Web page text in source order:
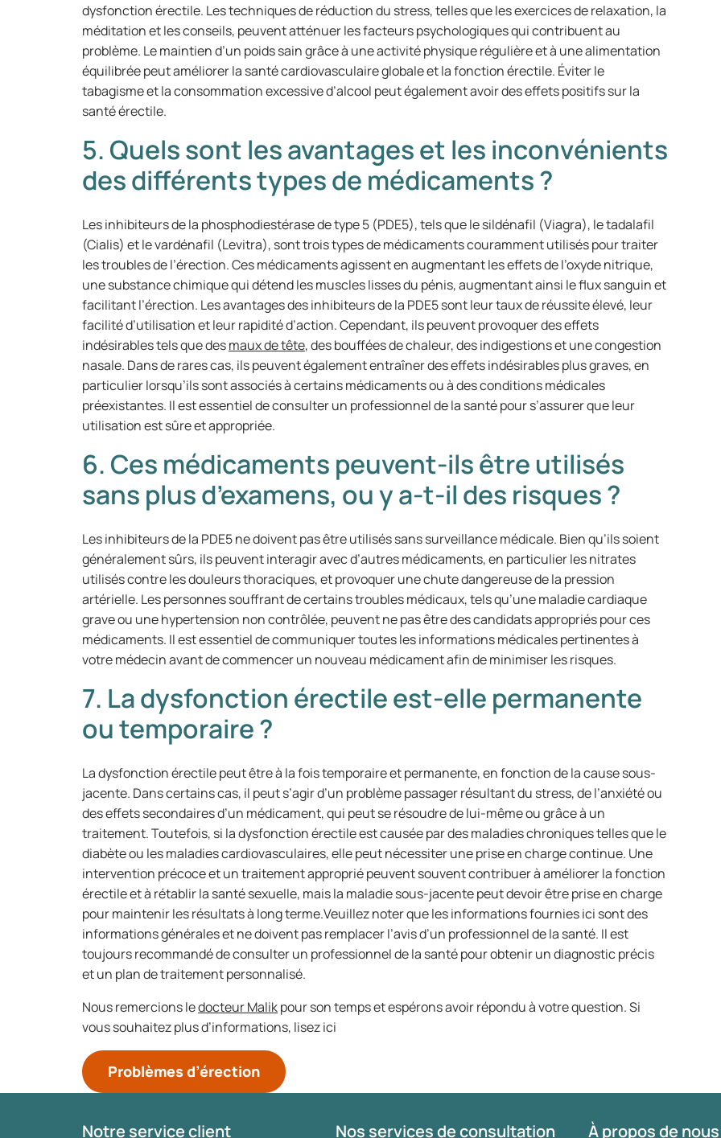
dysfonction érectile. Les techniques de réduction du stress, telles que les exercices de relaxation, la
méditation et les conseils, peuvent atténuer les facteurs psychologiques qui contribuent au
problème. Le maintien d’un poids sain grâce à une activité physique régulière et à une alimentation
équilibrée peut améliorer la santé cardiovasculaire globale et la fonction érectile. Éviter le
tabagisme et la consommation excessive d’alcool peut également avoir des effets positifs sur la
santé érectile.
5. Quels sont les avantages et les inconvénients
des différents types de médicaments ?
Les inhibiteurs de la phosphodiestérase de type 5 (PDE5), tels que le sildénafil (Viagra), le tadalafil
(Cialis) et le vardénafil (Levitra), sont trois types de médicaments couramment utilisés pour traiter
les troubles de l’érection. Ces médicaments agissent en augmentant les effets de l’oxyde nitrique,
une substance chimique qui détend les muscles lisses du pénis, augmentant ainsi le flux sanguin et
facilitant l’érection. Les avantages des inhibiteurs de la PDE5 sont leur taux de réussite élevé, leur
facilité d’utilisation et leur rapidité d’action. Cependant, ils peuvent provoquer des effets
indésirables tels que desmaux de tête, des bouffées de chaleur, des indigestions et une congestion
nasale. Dans de rares cas, ils peuvent également entraîner des effets indésirables plus graves, en
particulier lorsqu’ils sont associés à certains médicaments ou à des conditions médicales
préexistantes. Il est essentiel de consulter un professionnel de la santé pour s’assurer que leur
utilisation est sûre et appropriée.
6. Ces médicaments peuvent-ils être utilisés
sans plus d’examens, ou y a-t-il des risques ?
Les inhibiteurs de la PDE5 ne doivent pas être utilisés sans surveillance médicale. Bien qu’ils soient
généralement sûrs, ils peuvent interagir avec d’autres médicaments, en particulier les nitrates
utilisés contre les douleurs thoraciques, et provoquer une chute dangereuse de la pression
artérielle. Les personnes souffrant de certains troubles médicaux, tels qu’une maladie cardiaque
grave ou une hypertension non contrôlée, peuvent ne pas être des candidats appropriés pour ces
médicaments. Il est essentiel de communiquer toutes les informations médicales pertinentes à
votre médecin avant de commencer un nouveau médicament afin de minimiser les risques.
7. La dysfonction érectile est-elle permanente
ou temporaire ?
La dysfonction érectile peut être à la fois temporaire et permanente, en fonction de la cause sous-
jacente. Dans certains cas, il peut s’agir d’un problème passager résultant du stress, de l’anxiété ou
des effets secondaires d’un médicament, qui peut se résoudre de lui-même ou grâce à un
traitement. Toutefois, si la dysfonction érectile est causée par des maladies chroniques telles que le
diabète ou les maladies cardiovasculaires, elle peut nécessiter une prise en charge continue. Une
intervention précoce et un traitement approprié peuvent souvent contribuer à améliorer la fonction
érectile et à rétablir la santé sexuelle, mais la maladie sous-jacente peut devoir être prise en charge
pour maintenir les résultats à long terme.Veuillez noter que les informations fournies ici sont des
informations générales et ne doivent pas remplacer l’avis d’un professionnel de la santé. Il est
toujours recommandé de consulter un professionnel de la santé pour obtenir un diagnostic précis
et un plan de traitement personnalisé.
Nous remercions ledocteur Malikpour son temps et espérons avoir répondu à votre question. Si
vous souhaitez plus d’informations, lisez ici
Problèmes d’érection
Notre service client Nos services de consultation À propos de nous